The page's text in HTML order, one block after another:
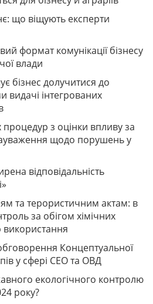
що віщують експерти
формат комунікації бізнесу
влади
бізнес долучитися до
видачі інтегрованих
процедур з оцінки впливу за
щодо порушень у
відповідальність
та терористичним актам: в
за обігом хімічних
Концептуальної
у сфері СЕО та ОВД
екологічного контролю
року?